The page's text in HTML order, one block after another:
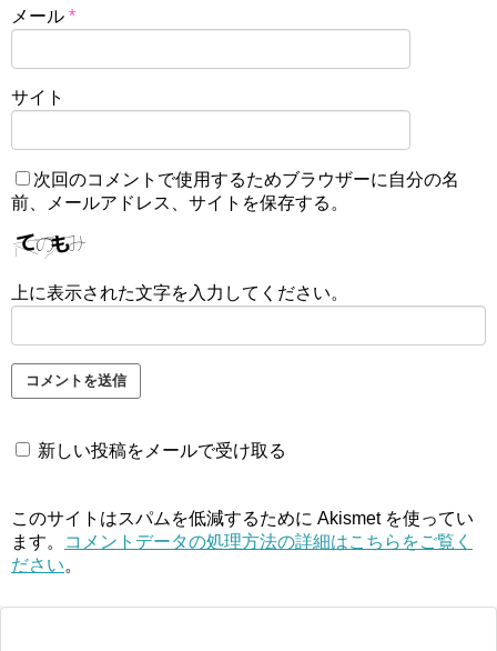
メール *
サイト
次回のコメントで使用するためブラウザーに自分の名
前、メールアドレス、サイトを保存する。
上に表示された文字を入力してください。
新しい投稿をメールで受け取る
このサイトはスパムを低減するために Akismet を使ってい
ます。
コメントデータの処理方法の詳細はこちらをご覧く
ださい。